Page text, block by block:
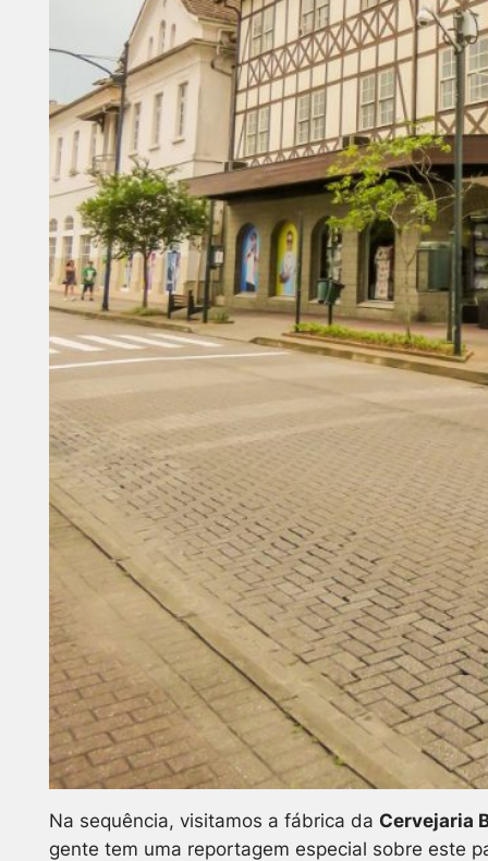
Na sequência, visitamos a fábrica da Cervejaria
gente tem uma reportagem especial sobre este